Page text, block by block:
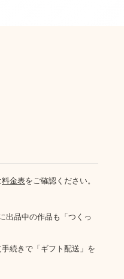
料金表をご確認ください。
出品中の作品も「つくっ
続きで「ギフト配送」を